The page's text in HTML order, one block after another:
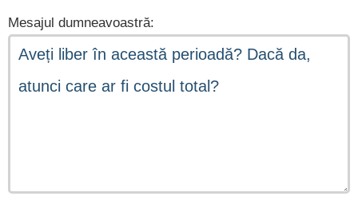
Mesajul dumneavoastră: